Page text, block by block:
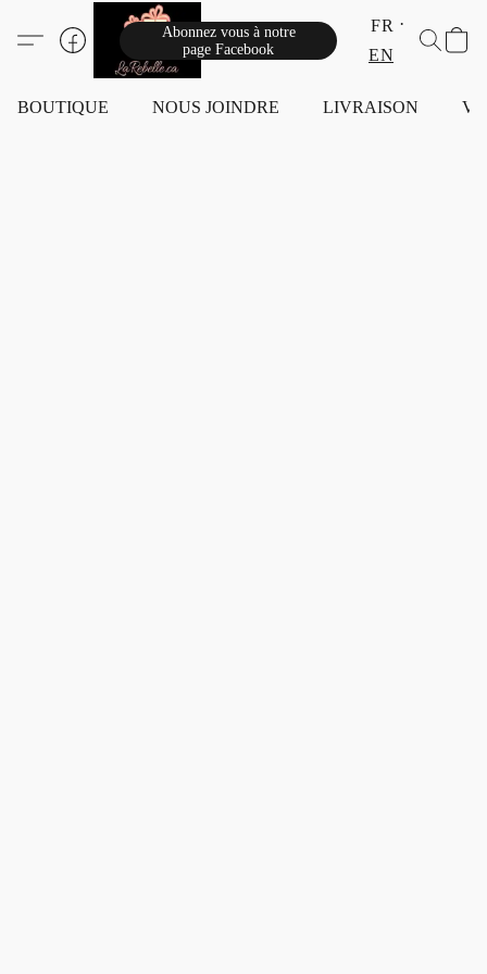
Abonnez vous à notre
page Facebook
FR
EN
BOUTIQUE NOUS JOINDRE LIVRAISON